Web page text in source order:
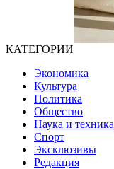
КАТЕГОРИИ
Экономика
Культура
Политика
Общество
Наука и техника
Спорт
Эксклюзивы
Редакция